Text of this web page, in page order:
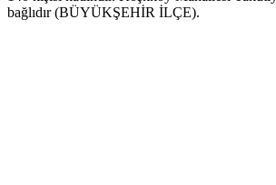
bağlıdır (BÜYÜKŞEHİR İLÇE).